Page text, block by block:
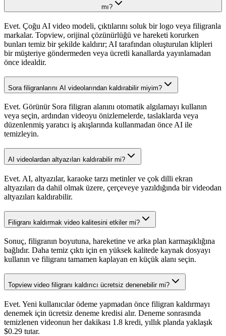
mı?
Evet. Çoğu AI video modeli, çıktılarını soluk bir logo veya filigranla
markalar. Topview, orijinal çözünürlüğü ve hareketi korurken
bunları temiz bir şekilde kaldırır; AI tarafından oluşturulan klipleri
bir müşteriye göndermeden veya ücretli kanallarda yayınlamadan
önce idealdir.
Sora filigranlarını AI videolarından kaldırabilir miyim?
Evet. Görünür Sora filigran alanını otomatik algılamayı kullanın
veya seçin, ardından videoyu önizlemelerde, taslaklarda veya
düzenlenmiş yaratıcı iş akışlarında kullanmadan önce AI ile
temizleyin.
AI videolardan altyazıları kaldırabilir mi?
Evet. AI, altyazılar, karaoke tarzı metinler ve çok dilli ekran
altyazıları da dahil olmak üzere, çerçeveye yazıldığında bir videodan
altyazıları kaldırabilir.
Filigranı kaldırmak video kalitesini etkiler mi?
Sonuç, filigranın boyutuna, hareketine ve arka plan karmaşıklığına
bağlıdır. Daha temiz çıktı için en yüksek kalitede kaynak dosyayı
kullanın ve filigranı tamamen kaplayan en küçük alanı seçin.
Topview video filigranı kaldırıcı ücretsiz denenebilir mi?
Evet. Yeni kullanıcılar ödeme yapmadan önce filigran kaldırmayı
denemek için ücretsiz deneme kredisi alır. Deneme sonrasında
temizlenen videonun her dakikası 1.8 kredi, yıllık planda yaklaşık
$0.29 tutar.